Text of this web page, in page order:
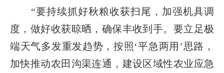
“要持续抓好秋粮收获扫尾，加强机具调
度，做好收获晾晒，确保丰收到手。要立足极
端天气多发重发趋势，按照‘平急两用’思路，
加快推动农田沟渠连通，建设区域性农业应急